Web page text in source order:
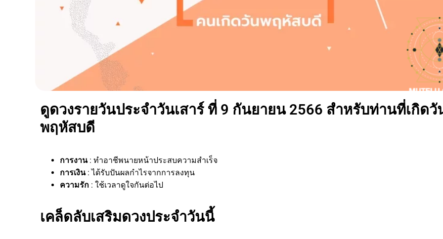
ดูดวงรายวันประจำวันเสาร์ ที่ 9 กันยายน 2566 สำหรับท่านที่เกิดวั
พฤหัสบดี
การงาน : ทำอาชีพนายหน้าประสบความสำเร็จ
การเงิน : ได้รับปันผลกำไรจากการลงทุน
ความรัก : ใช้เวลาดูใจกันต่อไป
เคล็ดลับเสริมดวงประจำวันนี้